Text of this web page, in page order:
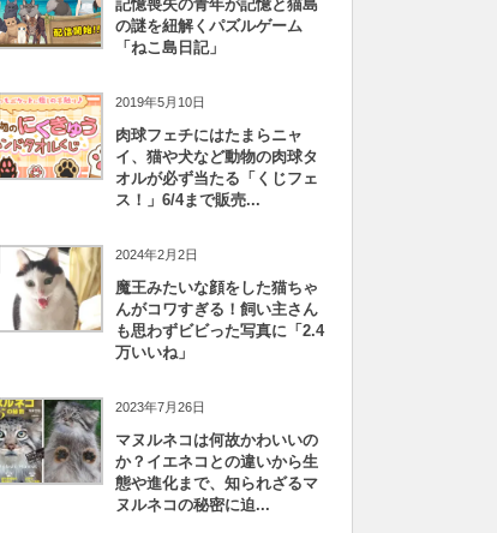
記憶喪失の青年が記憶と猫島
の謎を紐解くパズルゲーム
「ねこ島日記」
2019年5月10日
肉球フェチにはたまらニャ
イ、猫や犬など動物の肉球タ
オルが必ず当たる「くじフェ
ス！」6/4まで販売...
2024年2月2日
魔王みたいな顔をした猫ちゃ
んがコワすぎる！飼い主さん
も思わずビビった写真に「2.4
万いいね」
2023年7月26日
マヌルネコは何故かわいいの
か？イエネコとの違いから生
態や進化まで、知られざるマ
ヌルネコの秘密に迫...